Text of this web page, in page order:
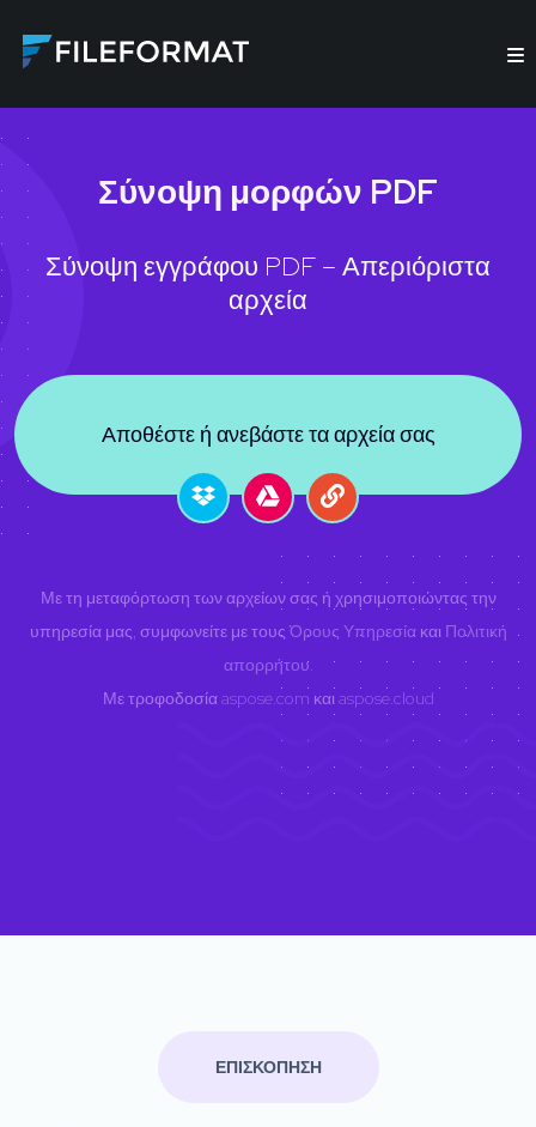
Σύνοψη μορφών PDF
Σύνοψη εγγράφου PDF – Απεριόριστα
αρχεία
Αποθέστε ή ανεβάστε τα αρχεία σας
Με τη μεταφόρτωση των αρχείων σας ή χρησιμοποιώντας την
υπηρεσία μας, συμφωνείτε με τουςΌρους Υπηρεσίακαι Πολιτική
απορρήτου
Με τροφοδοσίαaspose.com και aspose.cloud
ΕΠΙΣΚΟΠΗΣΗ